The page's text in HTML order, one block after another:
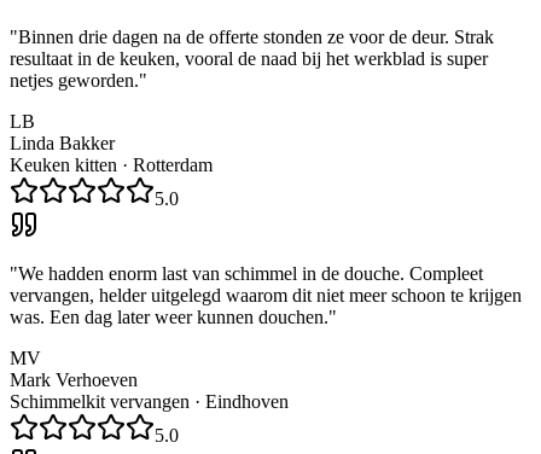
"Binnen drie dagen na de offerte stonden ze voor de deur. Strak
resultaat in de keuken, vooral de naad bij het werkblad is super
netjes geworden."
LB
Linda Bakker
Keuken kitten · Rotterdam
5.0
"We hadden enorm last van schimmel in de douche. Compleet
vervangen, helder uitgelegd waarom dit niet meer schoon te krijgen
was. Een dag later weer kunnen douchen."
MV
Mark Verhoeven
Schimmelkit vervangen · Eindhoven
5.0